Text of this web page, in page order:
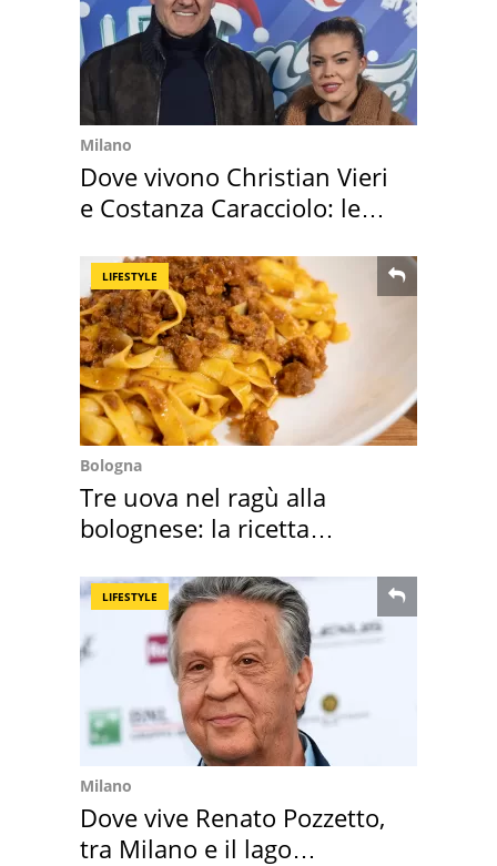
Milano
Dove vivono Christian Vieri
e Costanza Caracciolo: le
LIFESTYLE
Bologna
Tre uova nel ragù alla
bolognese: la ricetta
LIFESTYLE
Milano
Dove vive Renato Pozzetto,
tra Milano e il lago